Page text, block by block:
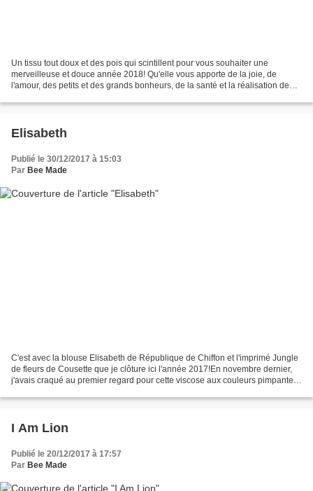
Un tissu tout doux et des pois qui scintillent pour vous souhaiter une
merveilleuse et douce année 2018! Qu'elle vous apporte de la joie, de
l'amour, des petits et des grands bonheurs, de la santé et la réalisation de
Elisabeth
Publié le 30/12/2017 à 15:03
Par Bee Made
C'est avec la blouse Elisabeth de République de Chiffon et l'imprimé Jungle
de fleurs de Cousette que je clôture ici l'année 2017!En novembre dernier,
j'avais craqué au premier regard pour cette viscose aux couleurs pimpantes
I Am Lion
Publié le 20/12/2017 à 17:57
Par Bee Made